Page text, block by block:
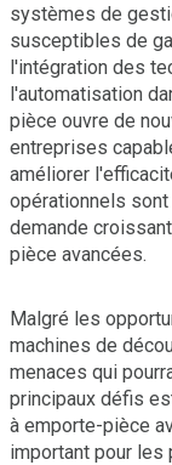
systèmes de
susceptibles de
l'intégration des
l'automatisation
pièce ouvre de
entreprises
améliorer
opérationnels
demande
pièce avancées.
Malgré les
machines de
menaces qui
principaux défis
à emporte-pièce
important pour